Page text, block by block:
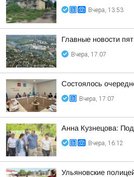
Вчера, 13:53
Главные новости
Вчера, 17:07
Состоялось
Вчера, 17:07
Анна Кузнецова:
Вчера, 16:12
Ульяновские